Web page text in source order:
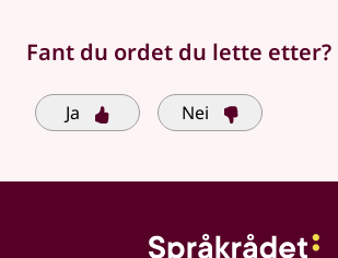
Fant du ordet du lette etter?
Ja Nei